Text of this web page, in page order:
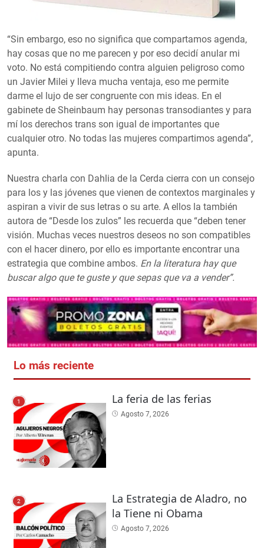
“Sin embargo, eso no significa que compartamos agenda,
hay cosas que no me parecen y por eso decidí anular mi
voto. No está compitiendo contra alguien peligroso como
un Javier Milei y lleva mucha ventaja, eso me permite
darme el lujo de ser congruente con mis ideas. En el
gabinete de Sheinbaum hay personas transodiantes y para
mí los derechos trans son igual de importantes que
cualquier otro. No todas las mujeres compartimos agenda”,
apunta.
Nuestra charla con Dahlia de la Cerda cierra con un consejo
para los y las jóvenes que vienen de contextos marginales y
aspiran a vivir de sus letras o su arte. A ellos la también
autora de “Desde los zulos” les recuerda que “deben tener
visión. Muchas veces nuestros deseos no son compatibles
con el hacer dinero, por ello es importante encontrar una
estrategia que combine ambos. En la literatura hay que
buscar algo que te guste y que sepas que va a vender”.
Lo más reciente
1 La feria de las ferias
Agosto 7, 2026
2
La Estrategia de Aladro, no
la Tiene ni Obama
Agosto 7, 2026